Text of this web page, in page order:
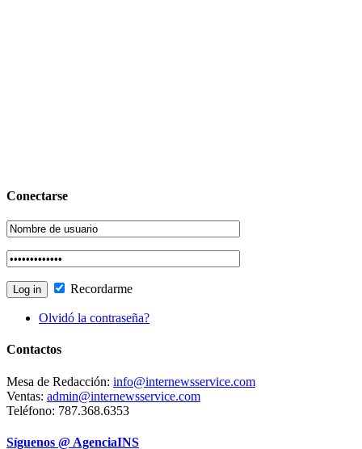
Conectarse
Recordarme
Olvidó la contraseña?
Contactos
Mesa de Redacción: info@internewsservice.com
Ventas: admin@internewsservice.com
Teléfono: 787.368.6353
Síguenos @ AgenciaINS